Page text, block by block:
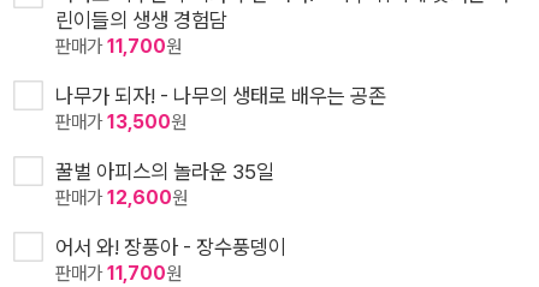
린이들의 생생 경험담
판매가11,700원
나무가 되자! - 나무의 생태로 배우는 공존
판매가13,500원
꿀벌 아피스의 놀라운 35일
판매가12,600원
어서 와! 장풍아 - 장수풍뎅이
판매가11,700원